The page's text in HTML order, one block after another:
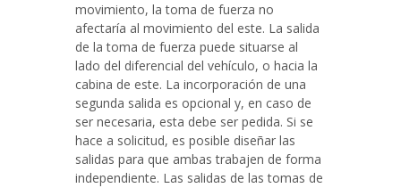
movimiento, la toma de fuerza no
afectaría al movimiento del este. La salida
de la toma de fuerza puede situarse al
lado del diferencial del vehículo, o hacia la
cabina de este. La incorporación de una
segunda salida es opcional y, en caso de
ser necesaria, esta debe ser pedida. Si se
hace a solicitud, es posible diseñar las
salidas para que ambas trabajen de forma
independiente. Las salidas de las tomas de